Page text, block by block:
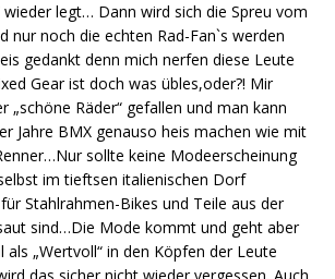
wieder legt… Dann wird sich die Spreu vom
nur noch die echten Rad-Fan`s werden
gedankt denn mich nerfen diese Leute
Gear ist doch was übles,oder?! Mir
„schöne Räder“ gefallen und man kann
Jahre BMX genauso heis machen wie mit
sollte keine Modeerscheinung
im tieftsen italienischen Dorf
Stahlrahmen-Bikes und Teile aus der
sind…Die Mode kommt und geht aber
„Wertvoll“ in den Köpfen der Leute